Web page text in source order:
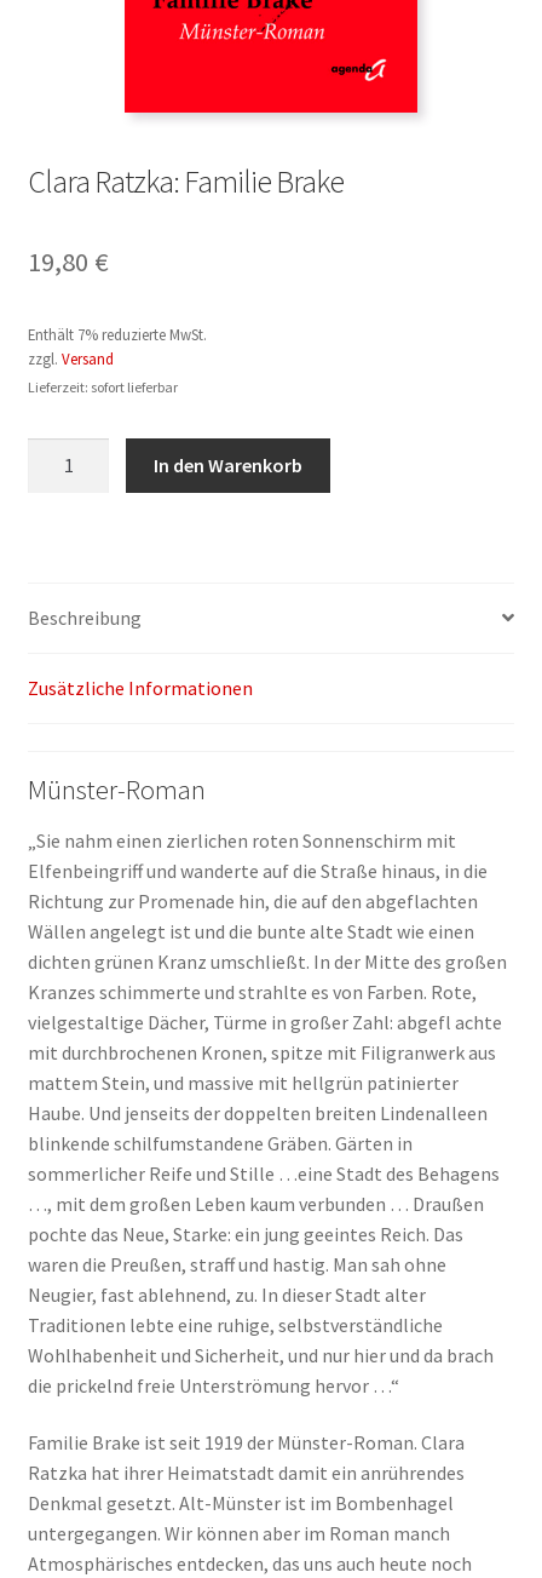
Clara Ratzka: Familie Brake
19,80 €
Enthält 7% reduzierte MwSt.
zzgl. Versand
Lieferzeit: sofort lieferbar
In den Warenkorb
Beschreibung
Zusätzliche Informationen
Münster-Roman
„Sie nahm einen zierlichen roten Sonnenschirm mit
Elfenbeingriff und wanderte auf die Straße hinaus, in die
Richtung zur Promenade hin, die auf den abgeflachten
Wällen angelegt ist und die bunte alte Stadt wie einen
dichten grünen Kranz umschließt. In der Mitte des großen
Kranzes schimmerte und strahlte es von Farben. Rote,
vielgestaltige Dächer, Türme in großer Zahl: abgefl achte
mit durchbrochenen Kronen, spitze mit Filigranwerk aus
mattem Stein, und massive mit hellgrün patinierter
Haube. Und jenseits der doppelten breiten Lindenalleen
blinkende schilfumstandene Gräben. Gärten in
sommerlicher Reife und Stille …eine Stadt des Behagens
…, mit dem großen Leben kaum verbunden … Draußen
pochte das Neue, Starke: ein jung geeintes Reich. Das
waren die Preußen, straff und hastig. Man sah ohne
Neugier, fast ablehnend, zu. In dieser Stadt alter
Traditionen lebte eine ruhige, selbstverständliche
Wohlhabenheit und Sicherheit, und nur hier und da brach
die prickelnd freie Unterströmung hervor …“
Familie Brake ist seit 1919 der Münster-Roman. Clara
Ratzka hat ihrer Heimatstadt damit ein anrührendes
Denkmal gesetzt. Alt-Münster ist im Bombenhagel
untergegangen. Wir können aber im Roman manch
Atmosphärisches entdecken, das uns auch heute noch